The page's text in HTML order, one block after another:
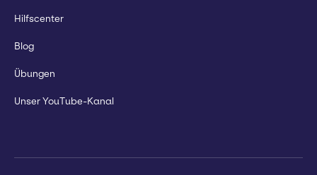
Hilfscenter
Blog
Übungen
Unser YouTube-Kanal